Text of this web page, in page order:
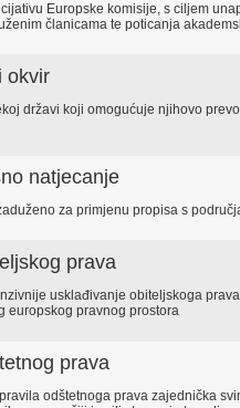
Europske komisije, s ciljem
članicama te poticanja
okvir
državi koji omogućuje njihovo
natjecanje
za primjenu propisa s
prava
usklađivanje obiteljskoga
europskog pravnog prostora
prava
odštetnoga prava zajednička